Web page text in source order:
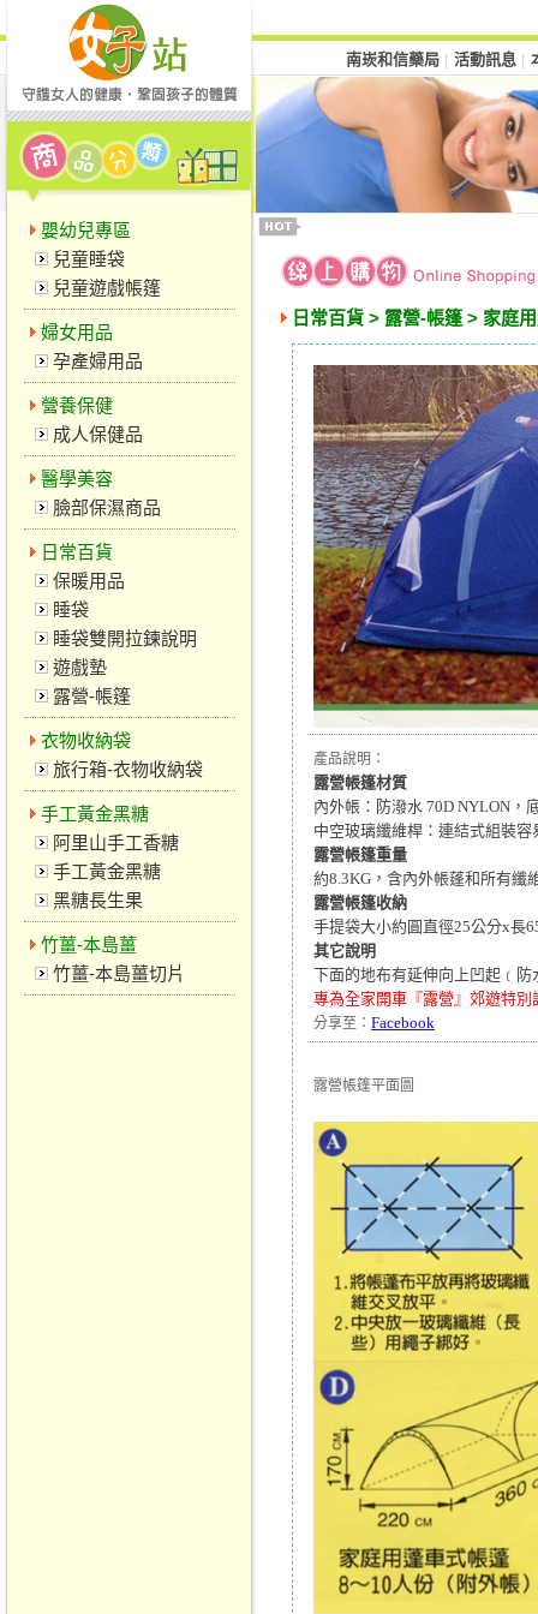
嬰幼兒專區
兒童睡袋
兒童遊戲帳篷
婦女用品
孕產婦用品
營養保健
成人保健品
醫學美容
臉部保濕商品
日常百貨
保暖用品
睡袋
睡袋雙開拉鍊說明
遊戲墊
露營-帳篷
衣物收納袋
旅行箱-衣物收納袋
手工黃金黑糖
阿里山手工香糖
手工黃金黑糖
黑糖長生果
竹薑-本島薑
竹薑-本島薑切片
南崁和信藥局 活動訊息
日常百貨 > 露營-帳篷 > 家庭
產品說明：
露營帳篷材質
內外帳：防潑水 70D NYLON，
中空玻璃纖維桿：連結式組裝
露營帳篷重量
約8.3KG，含內外帳蓬和所有纖
露營帳篷收納
手提袋大小約圓直徑25公分x長
其它說明
下面的地布有延伸向上凹起﹝
專為全家開車『露營』郊遊特別
分享至： Facebook
露營帳篷平面圖